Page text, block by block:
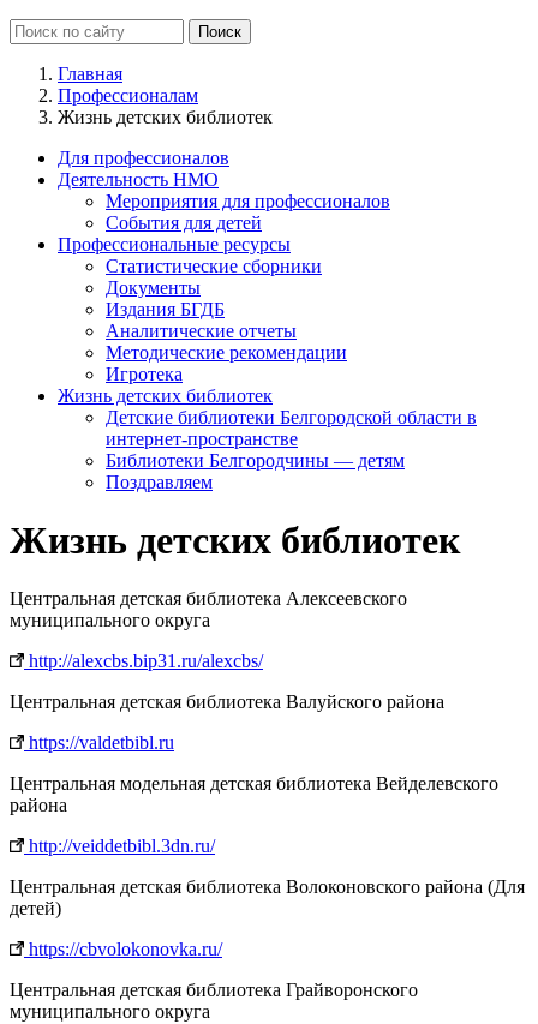
Главная
Профессионалам
Жизнь детских библиотек
Для профессионалов
Деятельность НМО
Мероприятия для профессионалов
События для детей
Профессиональные ресурсы
Статистические сборники
Документы
Издания БГДБ
Аналитические отчеты
Методические рекомендации
Игротека
Жизнь детских библиотек
Детские библиотеки Белгородской области в
интернет-пространстве
Библиотеки Белгородчины — детям
Поздравляем
Жизнь детских библиотек
Центральная детская библиотека Алексеевского
муниципального округа
http://alexcbs.bip31.ru/alexcbs/
Центральная детская библиотека Валуйского района
https://valdetbibl.ru
Центральная модельная детская библиотека Вейделевского
района
http://veiddetbibl.3dn.ru/
Центральная детская библиотека Волоконовского района (Для
детей)
https://cbvolokonovka.ru/
Центральная детская библиотека Грайворонского
муниципального округа